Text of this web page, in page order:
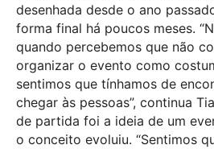
desenhada desde o ano
forma final há poucos meses.
quando percebemos que não
organizar o evento como
sentimos que tínhamos de
chegar às pessoas”, continua
de partida foi a ideia de um
o conceito evoluiu. “Sentimos